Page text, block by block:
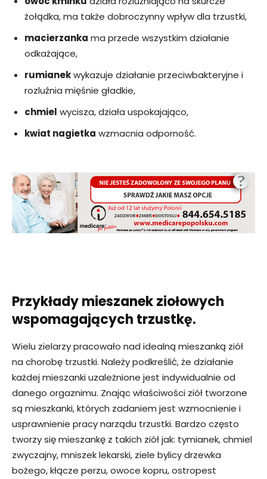
żołądka, ma także dobroczynny wpływ dla trzustki,
macierzanka ma przede wszystkim działanie
odkażające,
rumianekwykazuje działanie przeciwbakteryjne i
rozluźnia mięśnie gładkie,
chmiel wycisza, działa uspokajająco,
kwiat nagietka wzmacnia odporność.
Przykłady mieszanek ziołowych
wspomagających trzustkę.
Wielu zielarzy pracowało nad idealną mieszanką ziół
na chorobę trzustki. Należy podkreślić, że działanie
każdej mieszanki uzależnione jest indywidualnie od
danego orgaznimu. Znając właściwości ziół tworzone
są mieszkanki, których zadaniem jest wzmocnienie i
usprawnienie pracy narządu trzustki. Bardzo często
tworzy się mieszankę z takich ziół jak: tymianek, chmiel
zwyczajny, mniszek lekarski, ziele bylicy drzewka
bożego, kłącze perzu, owoce kopru, ostropest